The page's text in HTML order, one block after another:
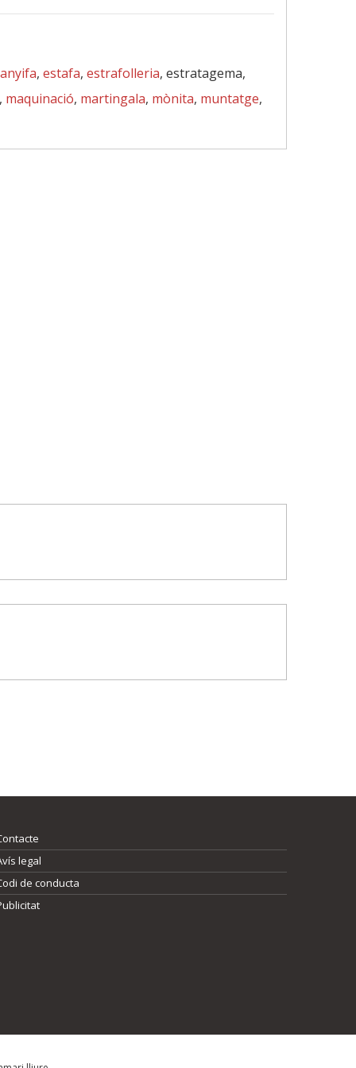
, estafa, estrafolleria, estratagema,
, maquinació, martingala, mònita, muntatge,
legal
de conducta